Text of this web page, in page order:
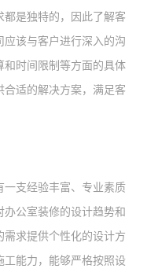
都是独特的，因此了解客
应该与客户进行深入的沟
和时间限制等方面的具体
适的解决方案，满足客
一支经验丰富、专业素质
公室装修的设计趋势和
求提供个性化的设计方
工能力，能够严格按照设